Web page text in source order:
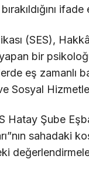
ifade
(SES),
bir
eş zamanlı
Sosyal
Hatay Şube
sahadaki